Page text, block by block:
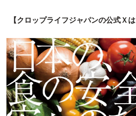
【クロップライフジャパンの公式Ｘは